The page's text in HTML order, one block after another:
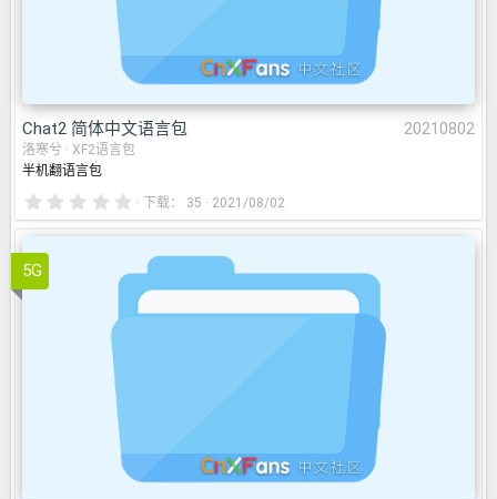
Chat2 简体中文语言包 20210802
洛寒兮
XF2语言包
半机翻语言包
0
.
0
星
下载 35 2021/08/02
5G
链接代理 俄语语言包